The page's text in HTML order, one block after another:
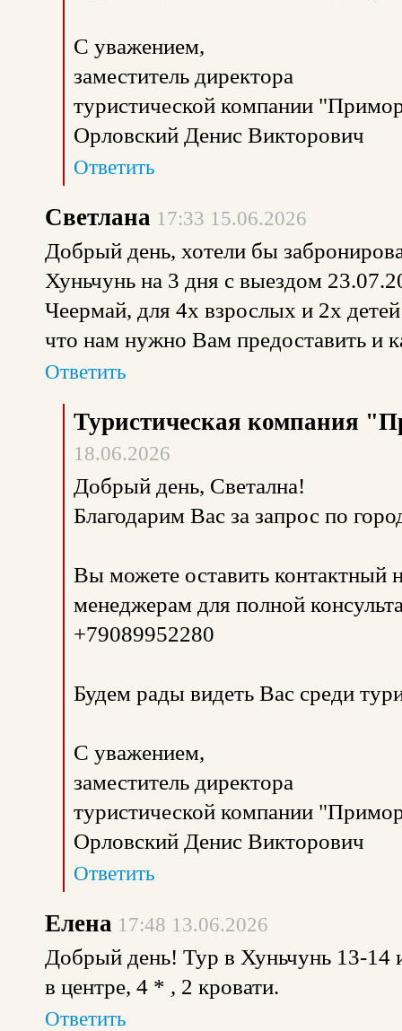
С уважением,
заместитель директора
туристической компании
Орловский Денис Викторович
Ответить
Светлана 17:33 15.06.2026
Добрый день, хотели бы
Хуньчунь на 3 дня с выездом
Чеермай, для 4х взрослых и 2х
что нам нужно Вам предоставить и
Ответить
Туристическая компания
18.06.2026
Добрый день, Светална!
Благодарим Вас за запрос по
Вы можете оставить контактный
менеджерам для полной
+79089952280
Будем рады видеть Вас среди
С уважением,
заместитель директора
туристической компании
Орловский Денис Викторович
Ответить
Елена 17:48 13.06.2026
Добрый день! Тур в Хуньчунь 13-14
в центре, 4 * , 2 кровати.
Ответить